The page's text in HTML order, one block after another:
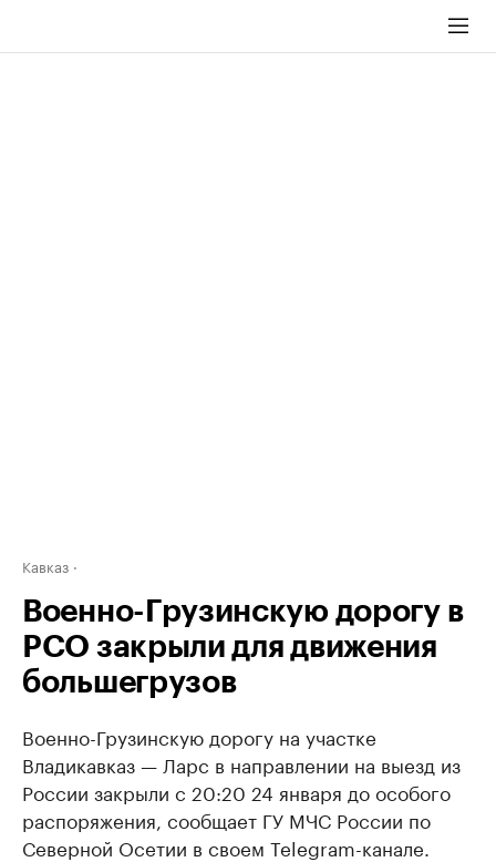
Кавказ
Военно-Грузинскую дорогу в
РСО закрыли для движения
большегрузов
Военно-Грузинскую дорогу на участке
Владикавказ — Ларс в направлении на выезд из
России закрыли с 20:20 24 января до особого
распоряжения, сообщает ГУ МЧС России по
Северной Осетии в своем Telegram-канале.